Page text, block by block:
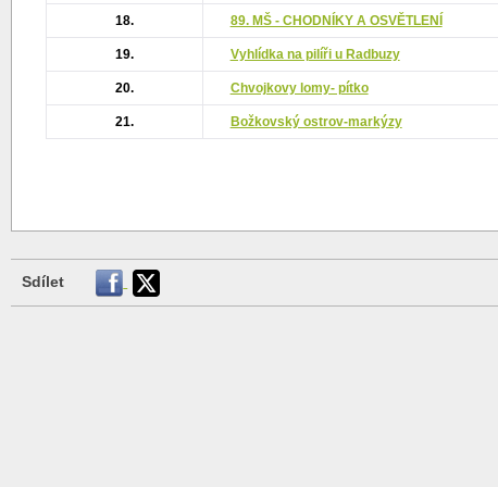
18. 89. MŠ - CHODNÍKY A OSVĚTLENÍ
19. Vyhlídka na pilíři u Radbuzy
20. Chvojkovy lomy- pítko
21. Božkovský ostrov-markýzy
Sdílet